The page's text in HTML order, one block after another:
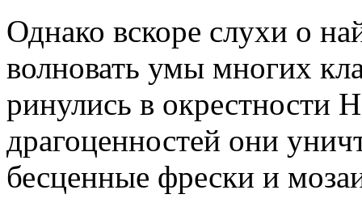
Однако вскоре слухи о
волновать умы многих
ринулись в окрестности
драгоценностей они
бесценные фрески и